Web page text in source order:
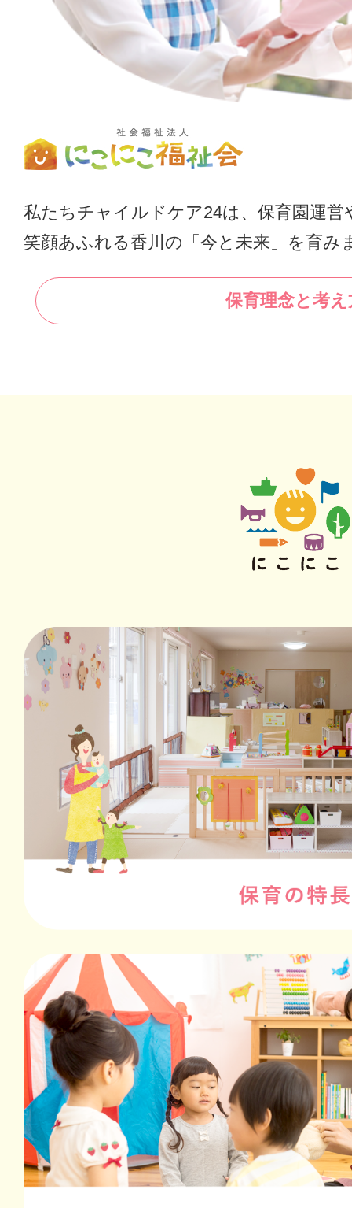
私たちチャイルドケア24は、保育園運営
笑顔あふれる香川の「今と未来」を育み
保育理念と考え